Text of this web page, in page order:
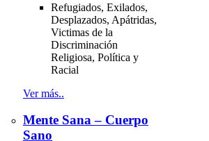
Refugiados, Exilados,
Desplazados, Apátridas,
Victimas de la
Discriminación
Religiosa, Política y
Racial
Ver más..
Mente Sana – Cuerpo
Sano